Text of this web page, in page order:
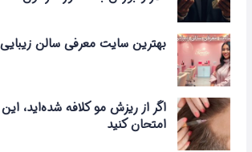
بهترین سایت معرفی سالن
اگر از ریزش مو کلافه شده‌اید،
امتحان کنید